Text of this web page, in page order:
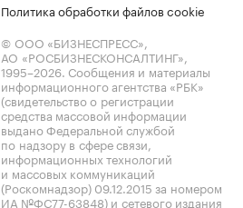
Политика обработки файлов cookie
© ООО «БИЗНЕСПРЕСС»,
АО «РОСБИЗНЕСКОНСАЛТИНГ»,
1995–2026. Сообщения и материалы
информационного агентства «РБК»
(свидетельство о регистрации
средства массовой информации
выдано Федеральной службой
по надзору в сфере связи,
информационных технологий
и массовых коммуникаций
(Роскомнадзор) 09.12.2015 за номером
ИА №ФС77-63848) и сетевого издания